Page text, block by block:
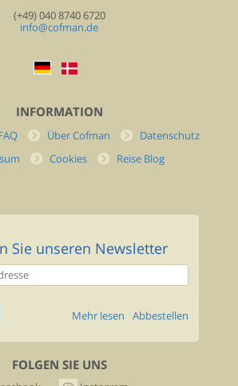
(+49) 040 8740 6720
info@cofman.de
INFORMATION
Über Cofman
Datenschutz
Cookies Reise Blog
Sie unseren Newsletter
Abbestellen
Mehr lesen
FOLGEN SIE UNS